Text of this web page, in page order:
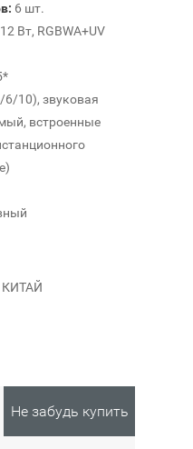
6 шт.
12 Вт, RGBWA+UV
6/10), звуковая
встроенные
КИТАЙ
Не забудь купить